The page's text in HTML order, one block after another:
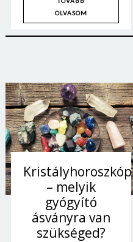
OLVASOM
Kristályhoroszkóp
– melyik
gyógyító
ásványra van
szükséged?